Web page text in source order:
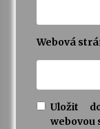
Webová
Uložit
webovou